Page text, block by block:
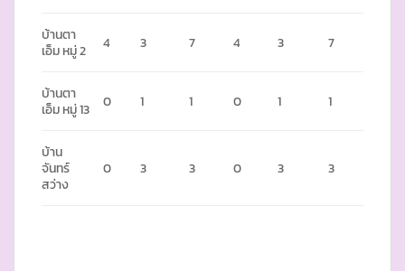
บ้านตา
เอ็ม หมู่ 2
4 3 7 4 3 7
บ้านตา
เอ็ม หมู่ 13
0 1 1 0 1 1
บ้าน
จันทร์
สว่าง
0 3 3 0 3 3